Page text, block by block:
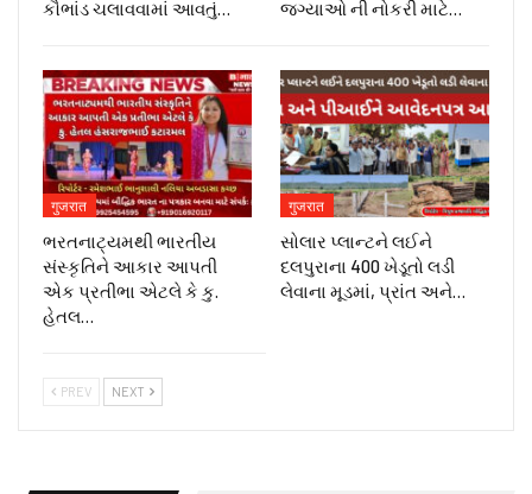
કૌભાંડ ચલાવવામાં આવતું… જગ્યાઓ ની નોકરી માટે…
गुजरात
ભરતનાટ્યમથી ભારતીય
સંસ્કૃતિને આકાર આપતી
એક પ્રતીભા એટલે કે‌ કુ.
હેતલ…
गुजरात
સોલાર પ્લાન્ટને લઈને
દલપુરાના 400 ખેડૂતો લડી
લેવાના મૂડમાં, પ્રાંત અને…
PREV NEXT